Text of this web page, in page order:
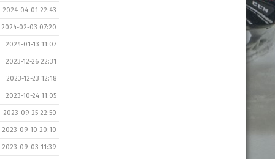
2024-04-01 22:43
2024-02-03 07:20
2024-01-13 11:07
2023-12-26 22:31
2023-12-23 12:18
2023-10-24 11:05
2023-09-25 22:50
2023-09-10 20:10
2023-09-03 11:39